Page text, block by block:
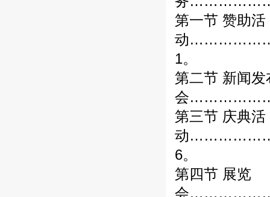
第一节 赞助活
动
1。
第二节 新闻发
会
第三节 庆典活
动
6。
第四节 展览
会